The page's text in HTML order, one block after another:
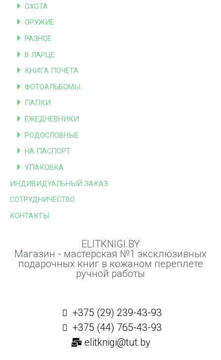
ОХОТА
ОРУЖИЕ
РАЗНОЕ
В ЛАРЦЕ
КНИГА ПОЧЕТА
ФОТОАЛЬБОМЫ
ПАПКИ
ЕЖЕДНЕВНИКИ
РОДОСЛОВНЫЕ
НА ПАСПОРТ
УПАКОВКА
ИНДИВИДУАЛЬНЫЙ ЗАКАЗ
СОТРУДНИЧЕСТВО
КОНТАКТЫ
ELITKNIGI.BY
Магазин - мастерская №1 эксклюзивных
подарочных книг в кожаном переплете
ручной работы
+375 (29) 239-43-93
+375 (44) 765-43-93
elitknigi@tut.by